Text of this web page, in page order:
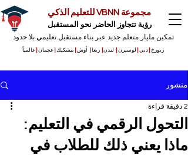
مجموعة VBNN للتعليم الذكي
رؤية تتجاوز الحاضر نحو المستقبل
تمكين مليار متعلم جديد عبر بناء مستقبل تعليمي بلا حدود
زيورخ دبي لوسيرن لندن ريغا أوش بيشكيك عجمان |عالمياً
منشور
التحول الرقمي في التعليم:
ماذا يعني ذلك للطلاب في
2 دقيقة قراءة